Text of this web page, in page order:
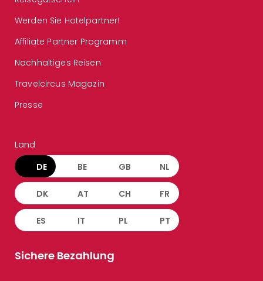
Werden Sie Hotelpartner!
Affiliate Partner Programm
Nachhaltiges Reisen
Travelcircus Magazin
Presse
Land
DE BE GB NL
DK AT CH FR
ES IT PL PT
Sichere Bezahlung